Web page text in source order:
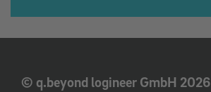
© q.beyond logineer GmbH 2026